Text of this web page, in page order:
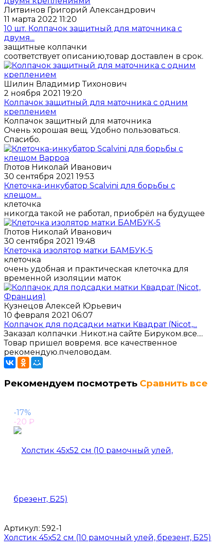
Литвинов Григорий Александрович
11 марта 2022 11:20
10 шт. Колпачок защитный для маточника с
двумя...
защитные колпачки
соответствует описанию,товар доставлен в срок.
Шилин Владимир Тихонович
2 ноября 2021 19:20
Колпачок защитный для маточника с одним
креплением
Колпачок защитный для маточника
Очень хорошая вещ. Удобно пользоваться.
Спасибо.
Глотов Николай Иванович
30 сентября 2021 19:53
Клеточка-инкубатор Scalvini для борьбы с
клещом...
клеточка
никогда такой не работал, приобрёл на будущее
Глотов Николай Иванович
30 сентября 2021 19:48
Клеточка изолятор матки БАМБУК-5
клеточка
очень удобная и практическая клеточка для
временной изоляции маток
Кузнецов Алексей Юрьевич
10 февраля 2021 06:07
Колпачок для подсадки матки Квадрат (Nicot,...
Заказал колпачки .Никот.на сайте Бируком.все....
Товар пришел вовремя. все качественное
рекомендую.пчеловодам.
Рекомендуем посмотреть Сравнить все
-17%
-20 ₽
Артикул: 592-1
Холстик 45х52 см (10 рамочный улей, брезент, Б25)